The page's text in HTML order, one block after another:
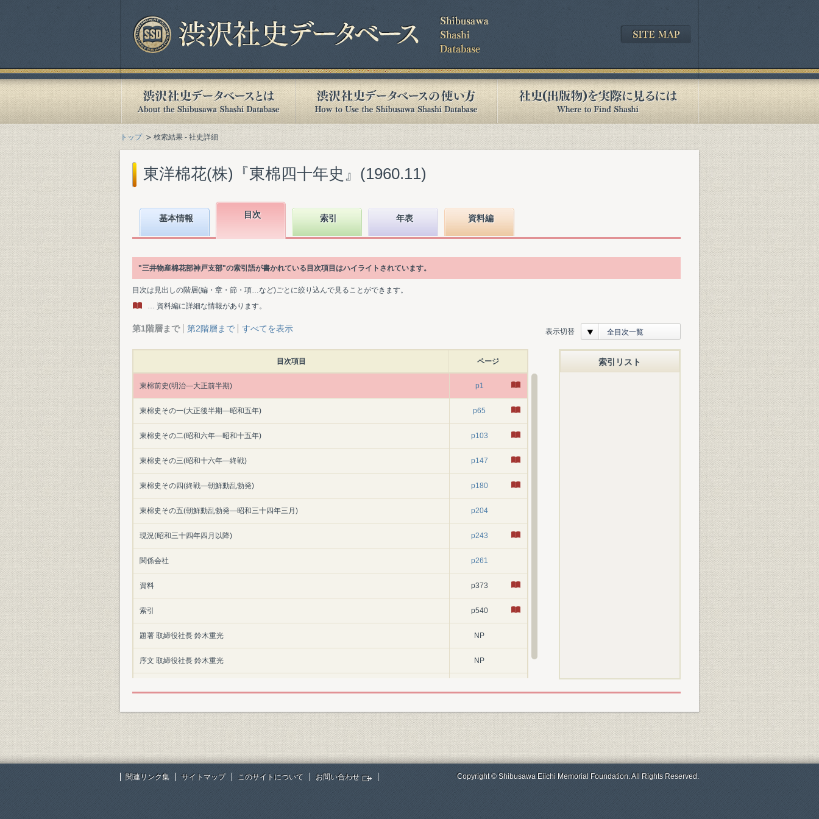
トップ 検索結果 - 社史詳細
東洋棉花(株)『東棉四十年史』(1960.11)
基本情報 目次 索引 年表 資料編
"三井物産棉花部神戸支部"の索引語が書かれている目次項目はハイライトされています。
目次は見出しの階層(編・章・節・項…など)ごとに絞り込んで見ることができます。
… 資料編に詳細な情報があります。
第1階層まで 第2階層まで すべてを表示 表示切替 全目次一覧
目次項目 ページ
東棉前史(明治―大正前半期) p1
東棉史その一(大正後半期―昭和五年) p65
東棉史その二(昭和六年―昭和十五年) p103
東棉史その三(昭和十六年―終戦) p147
東棉史その四(終戦―朝鮮動乱勃発) p180
東棉史その五(朝鮮動乱勃発―昭和三十四年三月) p204
現況(昭和三十四年四月以降) p243
関係会社 p261
資料 p373
索引 p540
題署 取締役社長 鈴木重光 NP
序文 取締役社長 鈴木重光 NP
索引リスト
関連リンク集 サイトマップ このサイトについて お問い合わせ Copyright © Shibusawa Eiichi Memorial Foundation. All Rights Reserved.